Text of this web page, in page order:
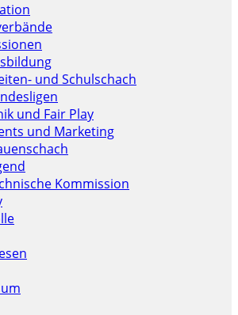
und Schulschach
und Fair Play
und Marketing
Kommission